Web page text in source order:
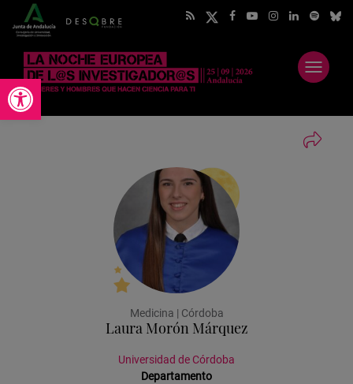
Abrir barra de herramientas
Abrir
menú
Medicina | Córdoba
Laura Morón Márquez
Universidad de Córdoba
Departamento